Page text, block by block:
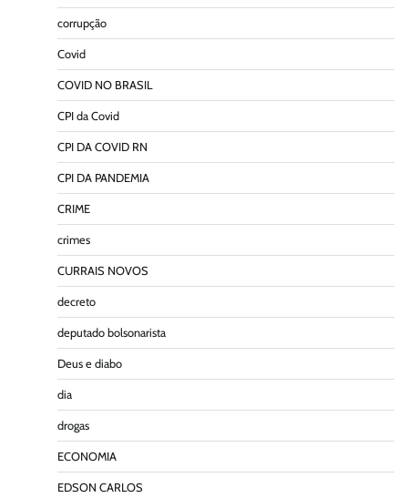
corrupção
Covid
COVID NO BRASIL
CPI da Covid
CPI DA COVID RN
CPI DA PANDEMIA
CRIME
crimes
CURRAIS NOVOS
decreto
deputado bolsonarista
Deus e diabo
dia
drogas
ECONOMIA
EDSON CARLOS